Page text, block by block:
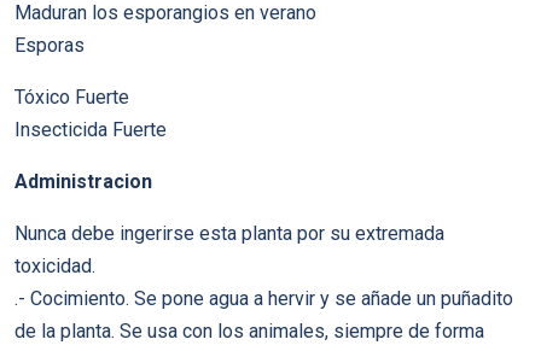
Maduran los esporangios en verano
Esporas
Tóxico Fuerte
Insecticida Fuerte
Administracion
Nunca debe ingerirse esta planta por su extremada
toxicidad.
.- Cocimiento. Se pone agua a hervir y se añade un puñadito
de la planta. Se usa con los animales, siempre de forma